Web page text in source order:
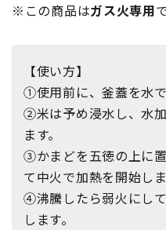
※この商品はガス火専用
【使い方】
①使用前に、釜蓋を水で
②米は予め浸水し、水
ます。
③かまどを五徳の上に
て中火で加熱を開始しま
④沸騰したら弱火にし
します。